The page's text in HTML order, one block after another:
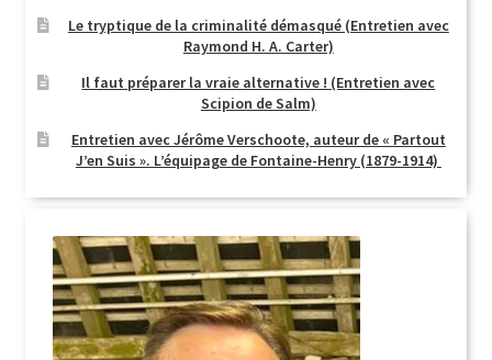
Le tryptique de la criminalité démasqué (Entretien avec
Raymond H. A. Carter)
Il faut préparer la vraie alternative ! (Entretien avec
Scipion de Salm)
Entretien avec Jérôme Verschoote, auteur de « Partout
J’en Suis ». L’équipage de Fontaine-Henry (1879-1914)